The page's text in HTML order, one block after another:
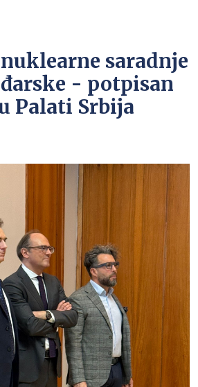
saradnje
- potpisan
Palati Srbija